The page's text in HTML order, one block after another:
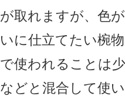
が取れますが、色
いに仕立てたい椀
で使われることは
などと混合して使